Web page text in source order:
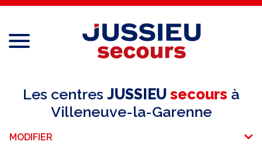
Menu
Réseau national
Services aux professionnels
Les centres JUSSIEU secours à
Villeneuve-la-Garenne
MODIFIER